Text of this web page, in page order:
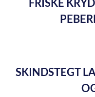
FRISKE
SKINDSTEGT